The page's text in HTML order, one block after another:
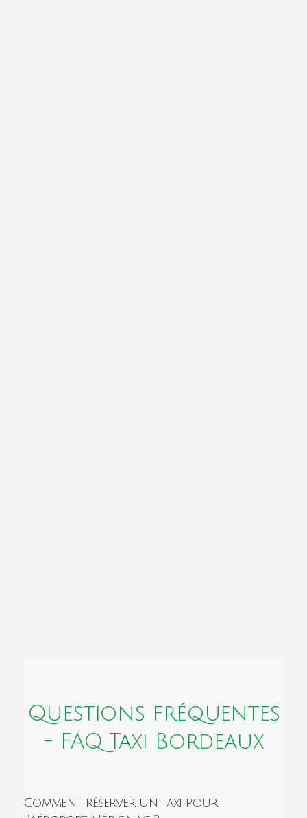
Questions fréquentes
- FAQ Taxi Bordeaux
Comment réserver un taxi pour